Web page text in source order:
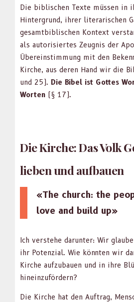
Die bib­lis­chen Texte müssen in
Hin­ter­grund, ihrer lit­er­arischen
gesamt­bib­lis­chen Kon­text
als autorisiertes Zeug­nis der
Übere­in­stim­mung mit den
Kirche, aus deren Hand wir die
und 25). Die Bibel ist Gottes
Worten (§ 17).
Die Kirche: Das Volk
lieben und aufbauen
«The church: the
love and build up»
Ich ver­ste­he darunter: Wir
ihr Poten­zial. Wie kön­nten wir
Kirche aufzubauen und in ihre
hineinzufördern?
Die Kirche hat den Auf­trag,